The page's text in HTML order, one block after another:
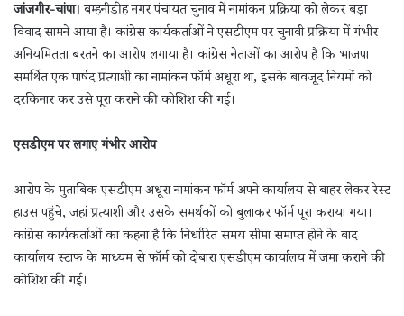
जांजगीर-चांपा। बम्हनीडीह नगर पंचायत चुनाव में नामांकन प्रक्रिया को लेकर बड़ा
विवाद सामने आया है। कांग्रेस कार्यकर्ताओं ने एसडीएम पर चुनावी प्रक्रिया में गंभीर
अनियमितता बरतने का आरोप लगाया है। कांग्रेस नेताओं का आरोप है कि भाजपा
समर्थित एक पार्षद प्रत्याशी का नामांकन फॉर्म अधूरा था, इसके बावजूद नियमों को
दरकिनार कर उसे पूरा कराने की कोशिश की गई।
एसडीएम पर लगाए गंभीर आरोप
आरोप के मुताबिक एसडीएम अधूरा नामांकन फॉर्म अपने कार्यालय से बाहर लेकर रेस्ट
हाउस पहुंचे, जहां प्रत्याशी और उसके समर्थकों को बुलाकर फॉर्म पूरा कराया गया।
कांग्रेस कार्यकर्ताओं का कहना है कि निर्धारित समय सीमा समाप्त होने के बाद
कार्यालय स्टाफ के माध्यम से फॉर्म को दोबारा एसडीएम कार्यालय में जमा कराने की
कोशिश की गई।